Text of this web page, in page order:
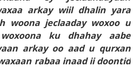
arkay wiil dhalin yara
woona jeclaaday woxoo u
ku dhahay aabe
arkay oo aad u qurxan
rabaa inaad ii doontid